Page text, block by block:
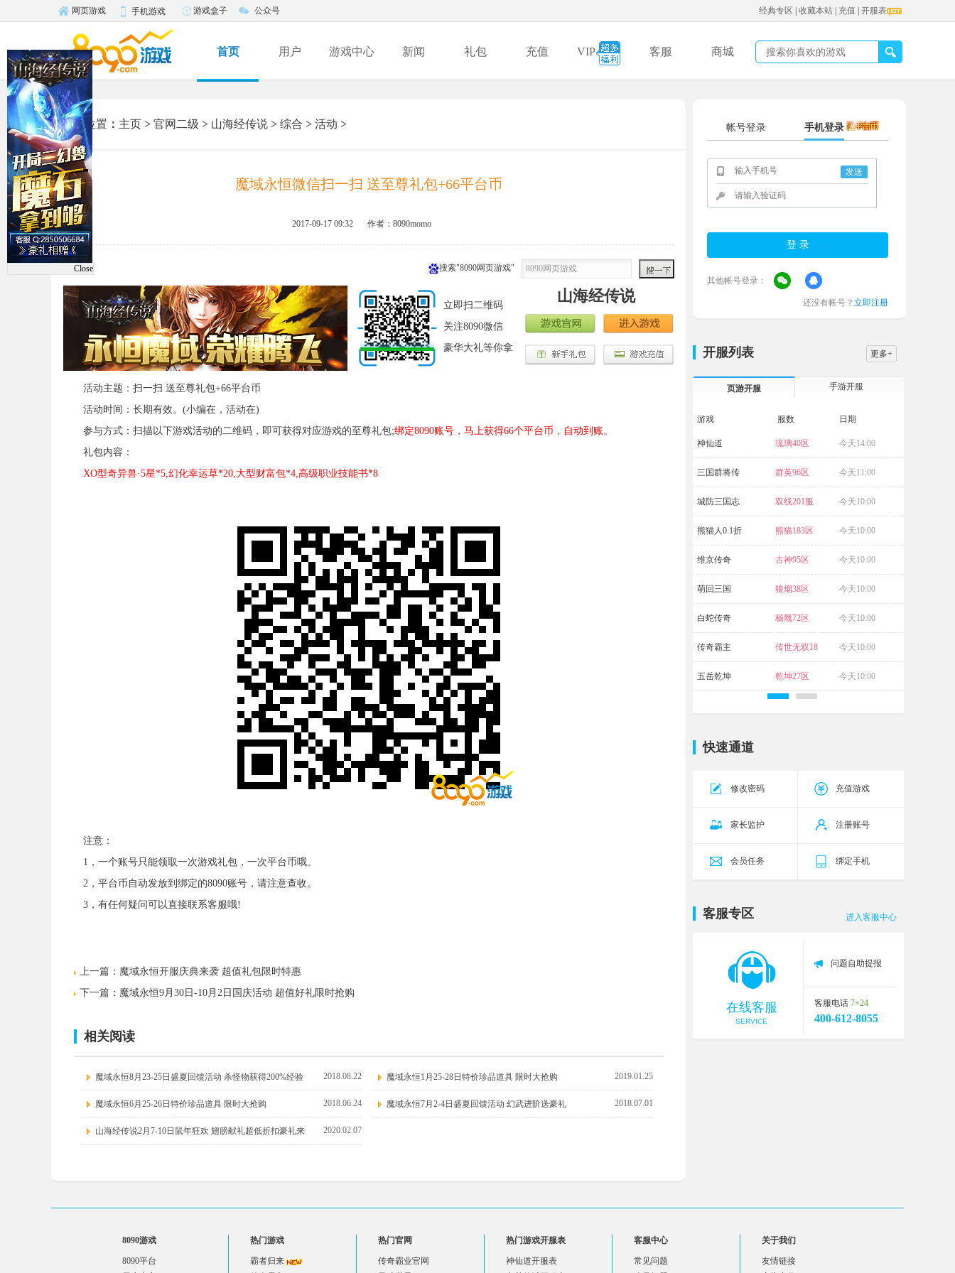
网页游戏 手机游戏 游戏盒子 公众号 经典专区 收藏本站 充值 开服表
首页 用户 游戏中心 新闻 礼包 充值 VIP 客服 商城
您的位置 ： 主页 > 官网二级 > 山海经传说 > 综合 > 活动 >
魔域永恒微信扫一扫 送至尊礼包+66平台币
2017-09-17 09:32 作者：8090momo
搜索"8090网页游戏"
立即扫二维码
关注8090微信
豪华大礼等你拿
山海经传说
活动主题：扫一扫 送至尊礼包+66平台币
活动时间：长期有效。(小编在，活动在)
参与方式：扫描以下游戏活动的二维码，即可获得对应游戏的至尊礼包;绑定8090账号，马上获得66个平台币，自动到账。
礼包内容：
XO型奇异兽·5星*5,幻化幸运草*20,大型财富包*4,高级职业技能书*8
注意：
1，一个账号只能领取一次游戏礼包，一次平台币哦。
2，平台币自动发放到绑定的8090账号，请注意查收。
3，有任何疑问可以直接联系客服哦!
上一篇： 魔域永恒开服庆典来袭 超值礼包限时特惠
下一篇： 魔域永恒9月30日-10月2日国庆活动 超值好礼限时抢购
相关阅读
魔域永恒8月23-25日盛夏回馈活动 杀怪物获得200%经验 2018.08.22 魔域永恒1月25-28日特价珍品道具 限时大抢购 2019.01.25
魔域永恒6月25-26日特价珍品道具 限时大抢购 2018.06.24 魔域永恒7月2-4日盛夏回馈活动 幻武进阶送豪礼 2018.07.01
山海经传说2月7-10日鼠年狂欢 翅膀献礼超低折扣豪礼来 2020.02.07
帐号登录 手机登录
发送
其他帐号登录：
还没有帐号？ 立即注册
开服列表 更多+
页游开服 手游开服
游戏 服数 日期
神仙道 琉璃40区 今天14:00
三国群将传 群英96区 今天11:00
城防三国志 双线201服 今天10:00
熊猫人0.1折 熊猫183区 今天10:00
维京传奇 古神95区 今天10:00
萌回三国 狼烟38区 今天10:00
白蛇传奇 杨戬72区 今天10:00
传奇霸主 传世无双18
区
今天10:00
五岳乾坤 乾坤27区 今天10:00
快速通道
修改密码 充值游戏
家长监护 注册账号
会员任务 绑定手机
进入客服中心
客服专区
在线客服
SERVICE
问题自助提报
客服电话 7×24
400-612-8055
8090游戏
8090平台
热门游戏
霸者归来
热门官网
传奇霸业官网
热门游戏开服表
神仙道开服表
客服中心
常见问题
关于我们
友情链接
Close